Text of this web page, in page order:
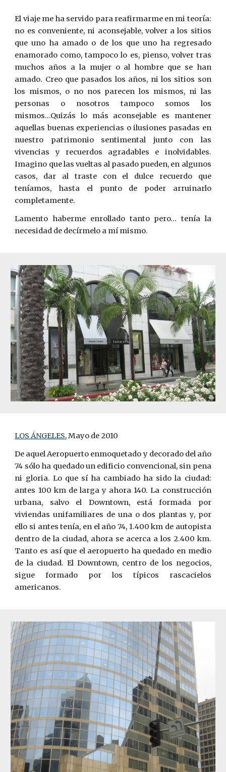
El viaje me ha servido para reafirmarme en mi teoría:
no es conveniente, ni aconsejable, volver a los sitios
que uno ha amado o de los que uno ha regresado
enamorado como, tampoco lo es, pienso, volver tras
muchos años a la mujer o al hombre que se han
amado. Creo que pasados los años, ni los sitios son
los mismos, o no nos parecen los mismos, ni las
personas o nosotros tampoco somos los
mismos...Quizás lo más aconsejable es mantener
aquellas buenas experiencias o ilusiones pasadas en
nuestro patrimonio sentimental junto con las
vivencias y recuerdos agradables e inolvidables.
Imagino que las vueltas al pasado pueden, en algunos
casos, dar al traste con el dulce recuerdo que
teníamos, hasta el punto de poder arruinarlo
completamente.
Lamento haberme enrollado tanto pero… tenía la
necesidad de decírmelo a mí mismo.
LOS ÁNGELES, Mayo de 2010
De aquel Aeropuerto enmoquetado y decorado del año
74 sólo ha quedado un edificio convencional, sin pena
ni gloria. Lo que sí ha cambiado ha sido la ciudad:
antes 100 km de larga y ahora 140. La construcción
urbana, salvo el Downtown, está formada por
viviendas unifamiliares de una o dos plantas y, por
ello si antes tenía, en el año 74, 1.400 km de autopista
dentro de la ciudad, ahora se acerca a los 2.400 km.
Tanto es así que el aeropuerto ha quedado en medio
de la ciudad. El Downtown, centro de los negocios,
sigue formado por los típicos rascacielos
americanos.